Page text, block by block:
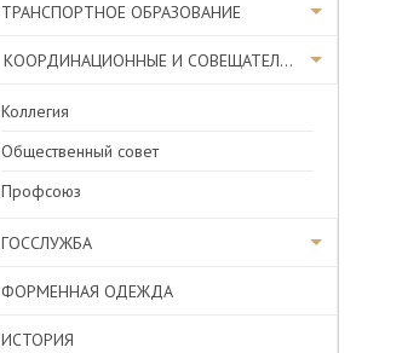
ТРАНСПОРТНОЕ ОБРАЗОВАНИЕ
КООРДИНАЦИОННЫЕ И СОВЕЩАТЕЛЬНЫЕ ОРГАНЫ
Коллегия
Общественный совет
Профсоюз
ГОССЛУЖБА
ФОРМЕННАЯ ОДЕЖДА
ИСТОРИЯ